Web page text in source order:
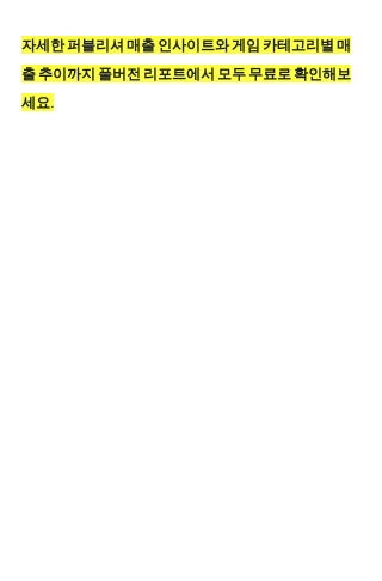
자세한 퍼블리셔 매출 인사이트와 게임 카테고리별 매
출 추이까지 풀버전 리포트에서 모두 무료로 확인해보
세요.